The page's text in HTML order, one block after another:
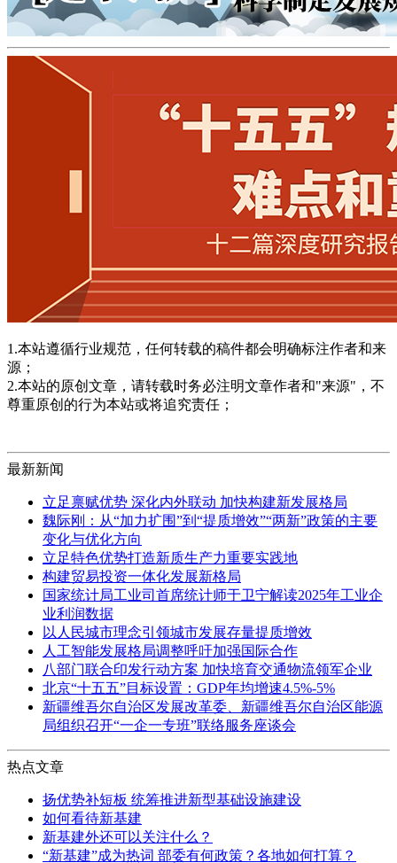
1.本站遵循行业规范，任何转载的稿件都会明确标注作者和来
源；
2.本站的原创文章，请转载时务必注明文章作者和"来源"，不
尊重原创的行为本站或将追究责任；
最新新闻
立足禀赋优势 深化内外联动 加快构建新发展格局
魏际刚：从“加力扩围”到“提质增效”“两新”政策的主要
变化与优化方向
立足特色优势打造新质生产力重要实践地
构建贸易投资一体化发展新格局
国家统计局工业司首席统计师于卫宁解读2025年工业企
业利润数据
以人民城市理念引领城市发展存量提质增效
人工智能发展格局调整呼吁加强国际合作
八部门联合印发行动方案 加快培育交通物流领军企业
北京“十五五”目标设置：GDP年均增速4.5%-5%
新疆维吾尔自治区发展改革委、新疆维吾尔自治区能源
局组织召开“一企一专班”联络服务座谈会
热点文章
扬优势补短板 统筹推进新型基础设施建设
如何看待新基建
新基建外还可以关注什么？
“新基建”成为热词 部委有何政策？各地如何打算？